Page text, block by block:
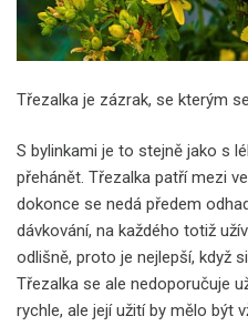
Třezalka je zázrak, se kterým
S bylinkami je to stejně jako s
přehánět. Třezalka patří mezi
dokonce se nedá předem
dávkování, na každého totiž
odlišně, proto je nejlepší, když
Třezalka se ale nedoporučuje
rychle, ale její užití by mělo být